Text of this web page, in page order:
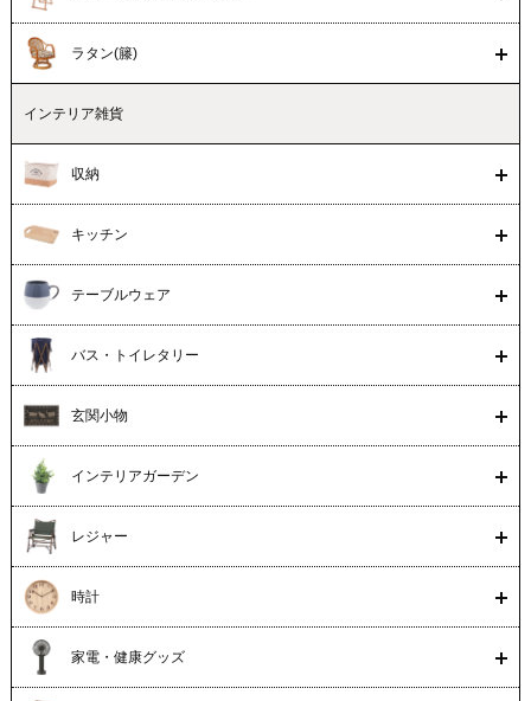
ラタン(籐)
インテリア雑貨
収納
キッチン
テーブルウェア
バス・トイレタリー
玄関小物
インテリアガーデン
レジャー
時計
家電・健康グッズ